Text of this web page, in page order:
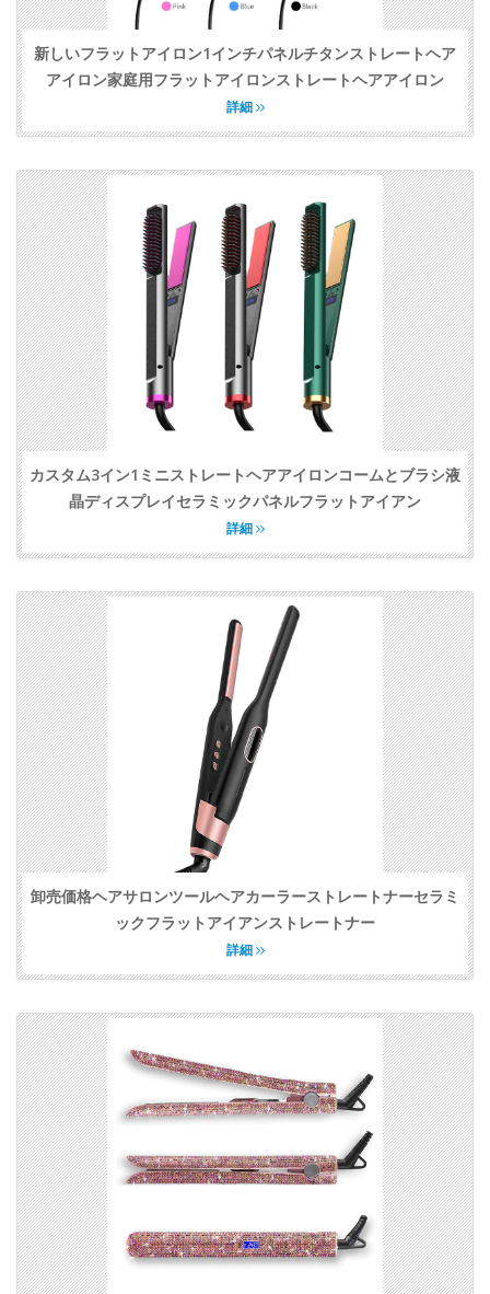
新しいフラットアイロン1インチパネルチタンストレートヘア
アイロン家庭用フラットアイロンストレートヘアアイロン
詳細
カスタム3イン1ミニストレートヘアアイロンコームとブラシ液
晶ディスプレイセラミックパネルフラットアイアン
詳細
卸売価格ヘアサロンツールヘアカーラーストレートナーセラミ
ックフラットアイアンストレートナー
詳細